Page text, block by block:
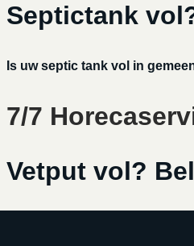
Septictank
Is uw septic tank vol in
7/7
Vetput vol? Bel